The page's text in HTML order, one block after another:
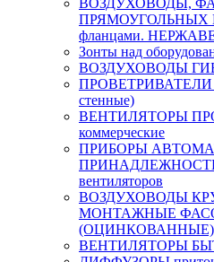
ВОЗДУХОВОДЫ,
ПРЯМОУГОЛЬНЫХ
фланцами.
Зонты над
ВОЗДУХОВОДЫ
ПРОВЕТРИВАТЕЛИ
стенные)
ВЕНТИЛЯТОРЫ
коммерческие
ПРИБОРЫ
ПРИНАДЛЕЖНОСТИ
вентиляторов
ВОЗДУХОВОДЫ
МОНТАЖНЫЕ
(ОЦИНКОВАННЫЕ)
ВЕНТИЛЯТОРЫ